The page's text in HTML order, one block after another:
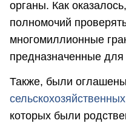
органы. Как
полномочий
многомиллионные
предназначенные для
Также, были оглашены
которых были